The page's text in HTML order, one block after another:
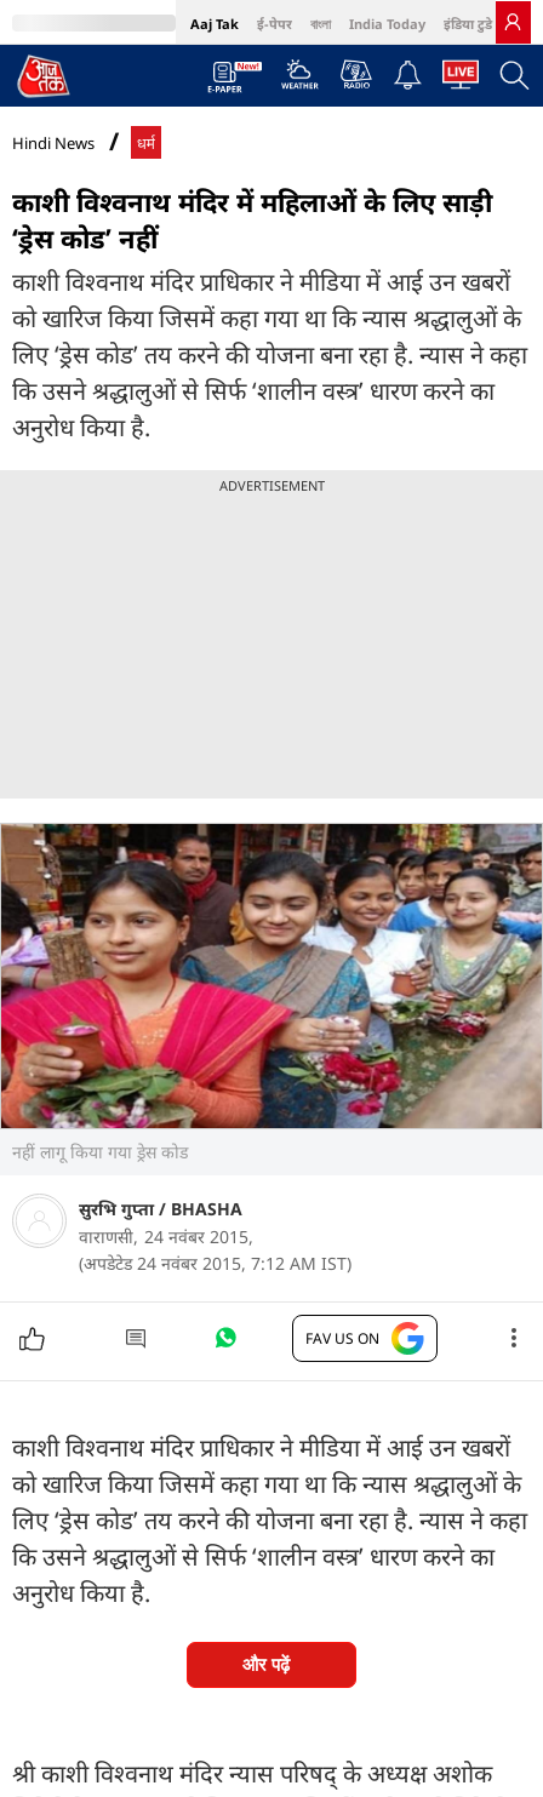
Aaj Tak ई-पेपर বাংলা India Today इंडिया टुडे हिंदी
MumbaiTak Cosmopolitan Harper's Bazaar Northeast
Hindi News धर्म
काशी विश्वनाथ मंदिर में महिलाओं के लिए साड़ी
‘ड्रेस कोड’ नहीं
काशी विश्वनाथ मंदिर प्राधिकार ने मीडिया में आई उन खबरों
को खारिज किया जिसमें कहा गया था कि न्यास श्रद्धालुओं के
लिए ‘ड्रेस कोड’ तय करने की योजना बना रहा है. न्यास ने कहा
कि उसने श्रद्धालुओं से सिर्फ ‘शालीन वस्त्र’ धारण करने का
अनुरोध किया है.
ADVERTISEMENT
नहीं लागू किया गया ड्रेस कोड
सुरभि गुप्ता/ BHASHA
वाराणसी, 24 नवंबर 2015,
(अपडेटेड 24 नवंबर 2015, 7:12 AM IST)
FAV US ON
काशी विश्वनाथ मंदिर प्राधिकार ने मीडिया में आई उन खबरों
को खारिज किया जिसमें कहा गया था कि न्यास श्रद्धालुओं के
लिए ‘ड्रेस कोड’ तय करने की योजना बना रहा है. न्यास ने कहा
कि उसने श्रद्धालुओं से सिर्फ ‘शालीन वस्त्र’ धारण करने का
अनुरोध किया है.
और पढ़ें
श्री काशी विश्वनाथ मंदिर न्यास परिषद् के अध्यक्ष अशोक